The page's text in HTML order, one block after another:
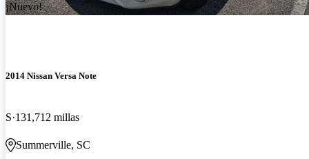
¡Nuevo!
2014 Nissan Versa Note
S 131,712 millas
Summerville, SC